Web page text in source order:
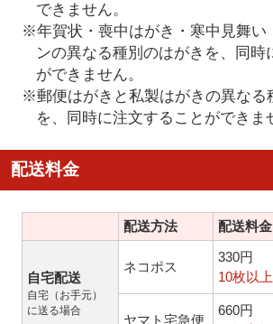
できません。
※年賀状・喪中はがき・寒中見舞い
ンの異なる種別のはがきを、同時
ができません。
※郵便はがきと私製はがきの異なる
を、同時に注文することができま
配送料金
配送方法 配送料金
自宅配送
自宅（お手元）
に送る場合
ネコポス
330円
10枚以
ヤマト宅急便
660円